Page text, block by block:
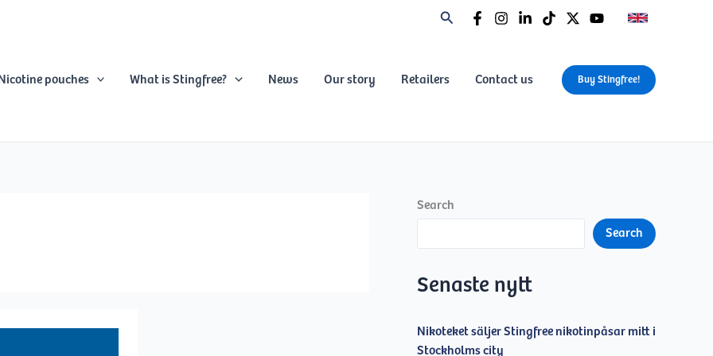
Nicotine pouches What is Stingfree? News Our story Retailers Contact us Buy Stingfree!
Search
Search
Senaste nytt
Nikoteket säljer Stingfree nikotinpåsar mitt i
Stockholms city